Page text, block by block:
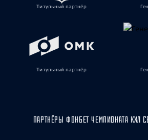
Титульный партнёр
Титульный партнёр
ПАРТНЁРЫ ФОНБЕТ ЧЕМПИОНАТА КХЛ